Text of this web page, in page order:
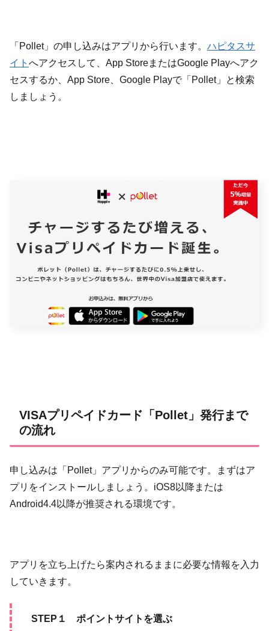
「Pollet」の申し込みはアプリから行います。 ハピタスサ
イト へアクセスして、App StoreまたはGoogle Playへアク
セスするか、App Store、Google Playで「Pollet」と検索
しましょう。
VISAプリペイドカード「Pollet」発行まで
の流れ
申し込みは「Pollet」アプリからのみ可能です。まずはア
プリをインストールしましょう。iOS8以降または
Android4.4以降が推奨される環境です。
アプリを立ち上げたら案内されるままに必要な情報を入力
していきます。
STEP１ ポイントサイトを選ぶ